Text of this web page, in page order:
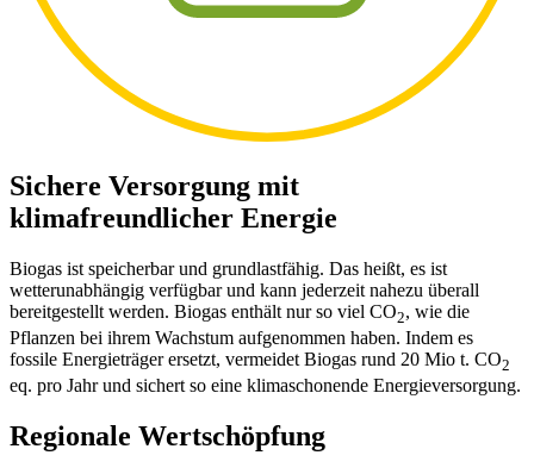
Sichere Versorgung mit
klimafreundlicher Energie
Biogas ist speicherbar und grundlastfähig. Das heißt, es ist
wetterunabhängig verfügbar und kann jederzeit nahezu überall
bereitgestellt werden. Biogas enthält nur so viel CO2, wie die
Pflanzen bei ihrem Wachstum aufgenommen haben. Indem es
fossile Energieträger ersetzt, vermeidet Biogas rund 20 Mio t. CO2
eq. pro Jahr und sichert so eine klimaschonende Energieversorgung.
Regionale Wertschöpfung